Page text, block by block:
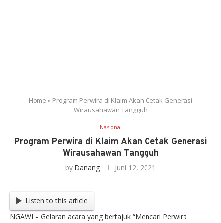
Home » Program Perwira di Klaim Akan Cetak Generasi
Wirausahawan Tangguh
Nasional
Program Perwira di Klaim Akan Cetak Generasi
Wirausahawan Tangguh
by Danang Juni 12, 2021
Listen to this article
NGAWI – Gelaran acara yang bertajuk “Mencari Perwira